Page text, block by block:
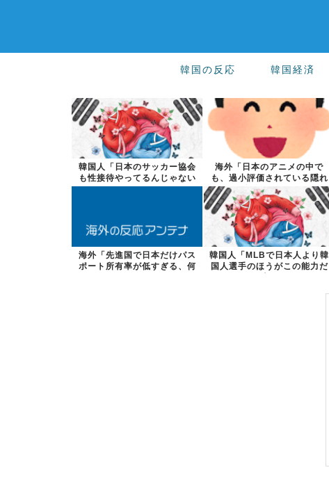
韓国の反応 韓国経済
韓国人「日本のサッカー協会
も性接待やってるんじゃない
ですか？」
海外「日本のアニメの中で
も、過小評価されている隠れ
た名作といえば...
海外「先進国で日本だけパス
ポート所有率が低すぎる、何
韓国人「MLBで日本人より韓
国人選手のほうがこの能力だ